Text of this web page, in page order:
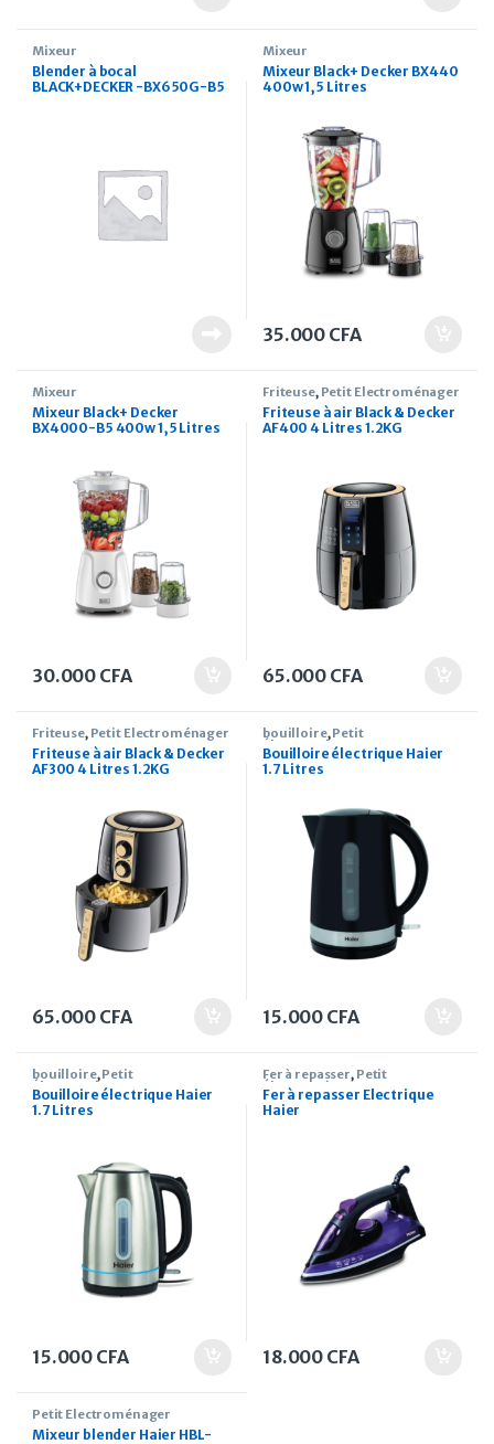
Mixeur
Blender à bocal
BLACK+DECKER -BX650G-B5
Mixeur
Mixeur Black+ Decker BX440
400w 1,5 Litres
35.000 CFA
Mixeur
Mixeur Black+ Decker
BX4000-B5 400w 1,5 Litres
30.000 CFA
Friteuse, Petit Électroménager
Friteuse à air Black & Decker
AF400 4 Litres 1.2KG
65.000 CFA
Friteuse, Petit Électroménager
Friteuse à air Black & Decker
AF300 4 Litres 1.2KG
65.000 CFA
bouilloire,Petit
Électroménager
Bouilloire électrique Haier
1.7 Litres
15.000 CFA
bouilloire, Petit
Électroménager
Bouilloire électrique Haier
1.7 Litres
15.000 CFA
Fer à repasser, Petit
Électroménager
Fer à repasser Electrique
Haier
18.000 CFA
Petit Électroménager
Mixeur blender Haier HBL-